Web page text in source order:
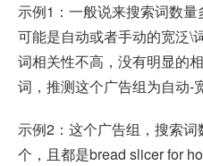
示例1：一般说来搜索词数
可能是自动或者手动的宽泛\
词相关性不高，没有明显的
词，推测这个广告组为自动-
示例2：这个广告组，搜索
个，且都是bread slicer for